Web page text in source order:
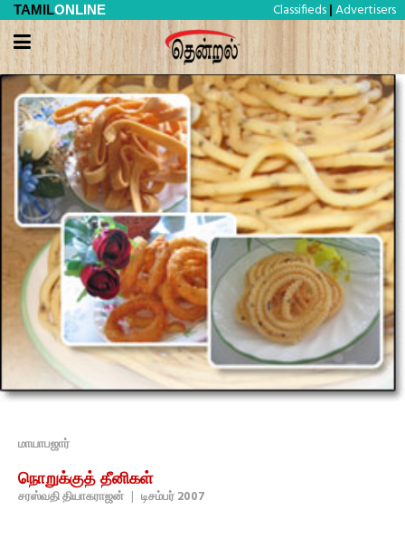
TAMILONLINE Classifieds | Advertisers
மாயாபஜார்
நொறுக்குத் தீனிகள்
சரஸ்வதி தியாகராஜன் | டிசம்பர் 2007